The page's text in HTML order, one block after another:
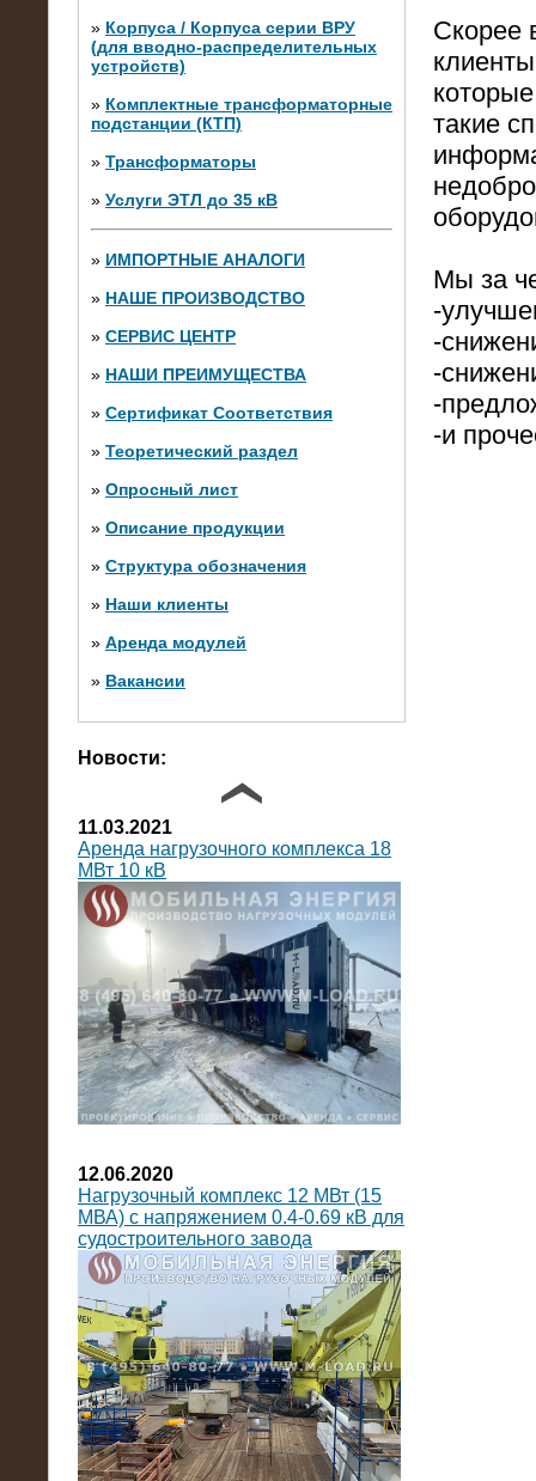
» Корпуса / Корпуса серии ВРУ
(для вводно-распределительных
устройств)
» Комплектные трансформаторные
подстанции (КТП)
» Трансформаторы
» Услуги ЭТЛ до 35 кВ
» ИМПОРТНЫЕ АНАЛОГИ
» НАШЕ ПРОИЗВОДСТВО
» СЕРВИС ЦЕНТР
» НАШИ ПРЕИМУЩЕСТВА
» Сертификат Соответствия
» Теоретический раздел
» Опросный лист
» Описание продукции
» Структура обозначения
» Наши клиенты
» Аренда модулей
» Вакансии
Новости:
28.02.2015
Нагрузочные модули 700 кВт (4
штуки)
10.10.2014
Нагрузочный комплекс 20 МВт в 2
яруса (напряжение 6-10 кВ)
11.03.2021
Аренда нагрузочного комплекса 18
МВт 10 кВ
12.06.2020
Нагрузочный комплекс 12 МВт (15
МВА) с напряжением 0.4-0.69 кВ для
судостроительного завода
Скорее
такие
Мы за
-
-
-
-
-и